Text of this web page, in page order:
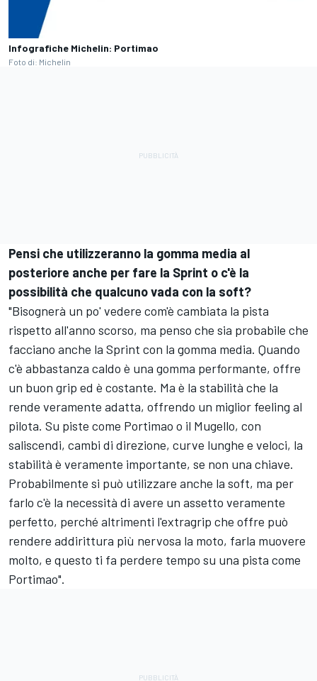
Infografiche Michelin: Portimao
Foto di: Michelin
Pensi che utilizzeranno la gomma media al
posteriore anche per fare la Sprint o c'è la
possibilità che qualcuno vada con la soft?
"Bisognerà un po' vedere com'è cambiata la pista
rispetto all'anno scorso, ma penso che sia probabile che
facciano anche la Sprint con la gomma media. Quando
c'è abbastanza caldo è una gomma performante, offre
un buon grip ed è costante. Ma è la stabilità che la
rende veramente adatta, offrendo un miglior feeling al
pilota. Su piste come Portimao o il Mugello, con
saliscendi, cambi di direzione, curve lunghe e veloci, la
stabilità è veramente importante, se non una chiave.
Probabilmente si può utilizzare anche la soft, ma per
farlo c'è la necessità di avere un assetto veramente
perfetto, perché altrimenti l'extragrip che offre può
rendere addirittura più nervosa la moto, farla muovere
molto, e questo ti fa perdere tempo su una pista come
Portimao".